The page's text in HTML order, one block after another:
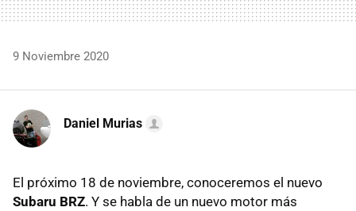
9 Noviembre 2020
Daniel Murias
El próximo 18 de noviembre, conoceremos el nuevo
Subaru BRZ. Y se habla de un nuevo motor más